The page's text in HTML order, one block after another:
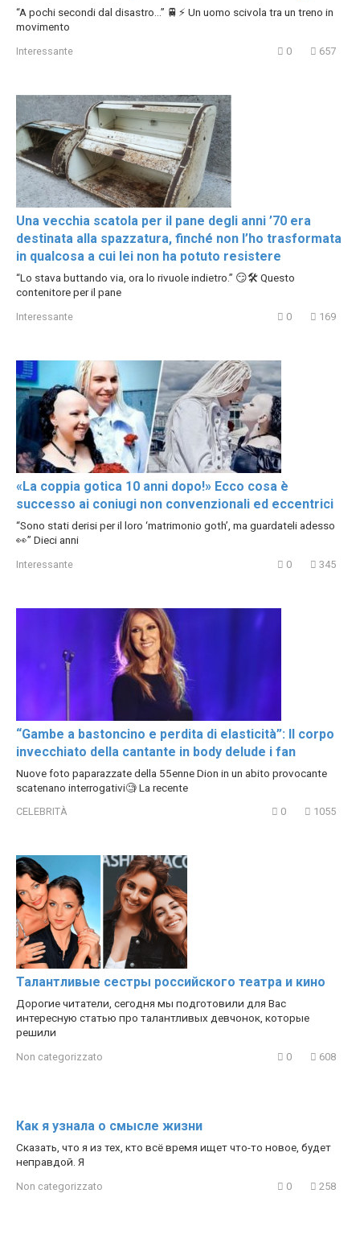
“A pochi secondi dal disastro…” 🚆⚡ Un uomo scivola tra un treno in
movimento
Interessante 0 657
Una vecchia scatola per il pane degli anni ’70 era
destinata alla spazzatura, finché non l’ho trasformata
in qualcosa a cui lei non ha potuto resistere
“Lo stava buttando via, ora lo rivuole indietro.” 😏🛠️ Questo
contenitore per il pane
Interessante 0 169
«La coppia gotica 10 anni dopo!» Ecco cosa è
successo ai coniugi non convenzionali ed eccentrici
“Sono stati derisi per il loro ‘matrimonio goth’, ma guardateli adesso
👀” Dieci anni
Interessante 0 345
“Gambe a bastoncino e perdita di elasticità”: Il corpo
invecchiato della cantante in body delude i fan
Nuove foto paparazzate della 55enne Dion in un abito provocante
scatenano interrogativi🧐 La recente
CELEBRITÀ 0 1055
Талантливые сестры российского театра и кино
Дорогие читатели, сегодня мы подготовили для Вас
интересную статью про талантливых девчонок, которые
решили
Non categorizzato 0 608
Как я узнала о смысле жизни
Сказать, что я из тех, кто всё время ищет что-то новое, будет
неправдой. Я
Non categorizzato 0 258